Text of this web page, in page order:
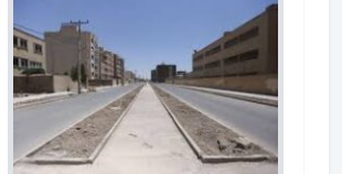
ردپای مجلس در مبارزه با فساد
سه‌شنبه, ام آبان ۱۴۰۴